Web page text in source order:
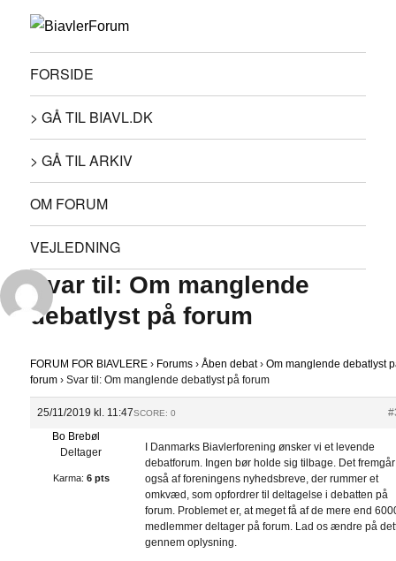
FORSIDE
> GÅ TIL BIAVL.DK
> GÅ TIL ARKIV
OM FORUM
VEJLEDNING
Svar til: Om manglende
debatlyst på forum
FORUM FOR BIAVLERE › Forums › Åben debat › Om manglende debatlyst
forum › Svar til: Om manglende debatlyst på forum
25/11/2019 kl. 11:47SCORE: 0
Bo Brebøl
Deltager
Karma: 6 pts
I Danmarks Biavlerforening ønsker vi et levende
debatforum. Ingen bør holde sig tilbage. Det fremgår
også af foreningens nyhedsbreve, der rummer et
omkvæd, som opfordrer til deltagelse i debatten på
forum. Problemet er, at meget få af de mere end
medlemmer deltager på forum. Lad os ændre på
gennem oplysning.